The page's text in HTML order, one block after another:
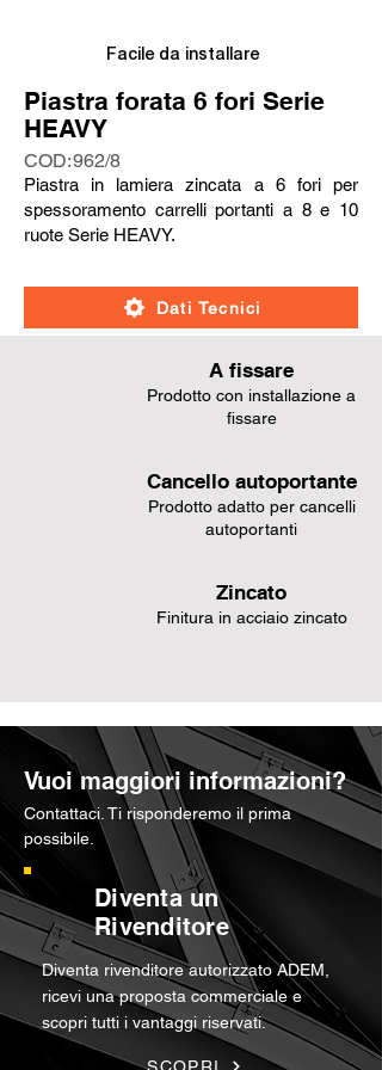
Facile da installare
Piastra forata 6 fori Serie
HEAVY
COD:962/8
Piastra in lamiera zincata a 6 fori per
spessoramento carrelli portanti a 8 e 10
ruote Serie HEAVY.
Dati Tecnici
A fissare
Prodotto con installazione a
fissare
Cancello autoportante
Prodotto adatto per cancelli
autoportanti
Zincato
Finitura in acciaio zincato
Vuoi maggiori informazioni?
Contattaci. Ti risponderemo il prima
possibile.
Diventa un
Rivenditore
Diventa rivenditore autorizzato ADEM,
ricevi una proposta commerciale e
scopri tutti i vantaggi riservati.